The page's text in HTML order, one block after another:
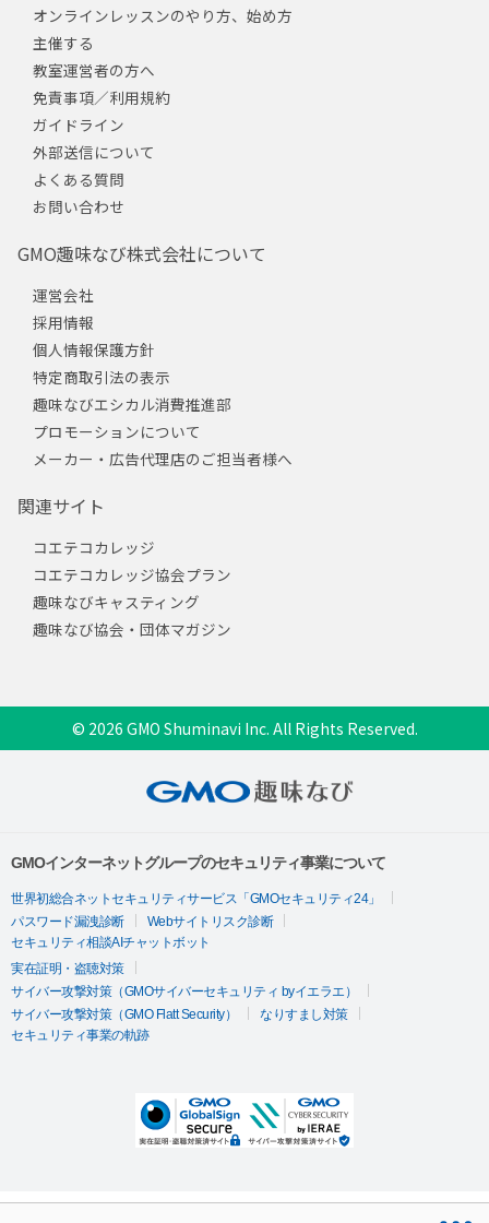
オンラインレッスンのやり方、始め方
主催する
教室運営者の方へ
免責事項／利用規約
ガイドライン
外部送信について
よくある質問
お問い合わせ
GMO趣味なび株式会社について
運営会社
採用情報
個人情報保護方針
特定商取引法の表示
趣味なびエシカル消費推進部
プロモーションについて
メーカー・広告代理店のご担当者様へ
関連サイト
コエテコカレッジ
コエテコカレッジ協会プラン
趣味なびキャスティング
趣味なび協会・団体マガジン
© 2026 GMO Shuminavi Inc. All Rights Reserved.